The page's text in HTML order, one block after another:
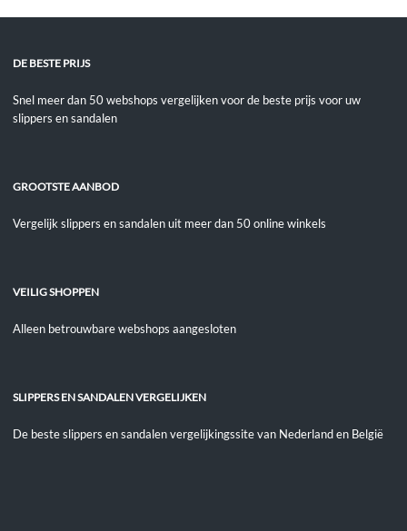
DE BESTE PRIJS
Snel meer dan 50 webshops vergelijken voor de beste prijs voor uw
slippers en sandalen
GROOTSTE AANBOD
Vergelijk slippers en sandalen uit meer dan 50 online winkels
VEILIG SHOPPEN
Alleen betrouwbare webshops aangesloten
SLIPPERS EN SANDALEN VERGELIJKEN
De beste slippers en sandalen vergelijkingssite van Nederland en België